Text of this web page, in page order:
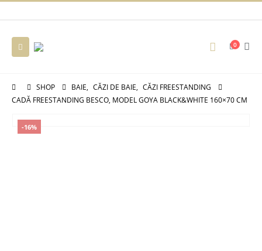
0
SHOP BAIE, CĂZI DE BAIE, CĂZI FREESTANDING
CADĂ FREESTANDING BESCO, MODEL GOYA BLACK&WHITE 160×70 CM
-16%